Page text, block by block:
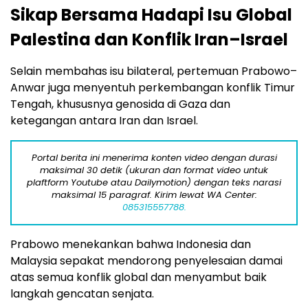
Sikap Bersama Hadapi Isu Global
Palestina dan Konflik Iran–Israel
Selain membahas isu bilateral, pertemuan Prabowo–
Anwar juga menyentuh perkembangan konflik Timur
Tengah, khususnya genosida di Gaza dan
ketegangan antara Iran dan Israel.
Portal berita ini menerima konten video dengan durasi
maksimal 30 detik (ukuran dan format video untuk
plaftform Youtube atau Dailymotion) dengan teks narasi
maksimal 15 paragraf. Kirim lewat WA Center:
085315557788.
Prabowo menekankan bahwa Indonesia dan
Malaysia sepakat mendorong penyelesaian damai
atas semua konflik global dan menyambut baik
langkah gencatan senjata.